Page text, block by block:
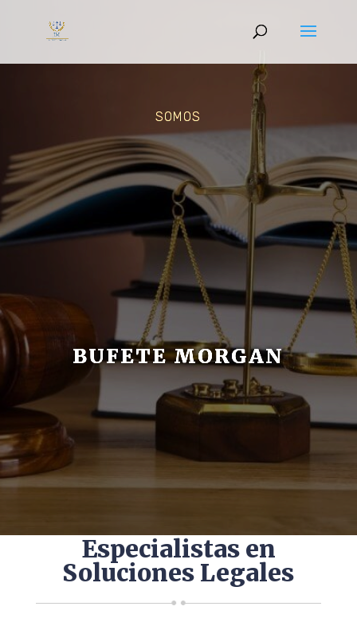
SOMOS
BUFETE MORGAN
Especialistas en
Soluciones Legales